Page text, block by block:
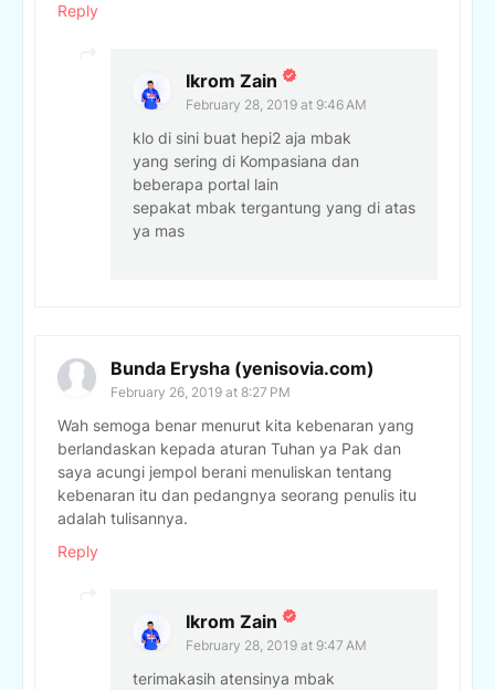
Reply
Ikrom Zain
February 28, 2019 at 9:46 AM
klo di sini buat hepi2 aja mbak
yang sering di Kompasiana dan
beberapa portal lain
sepakat mbak tergantung yang di atas
ya mas
Bunda Erysha (yenisovia.com)
February 26, 2019 at 8:27 PM
Wah semoga benar menurut kita kebenaran yang
berlandaskan kepada aturan Tuhan ya Pak dan
saya acungi jempol berani menuliskan tentang
kebenaran itu dan pedangnya seorang penulis itu
adalah tulisannya.
Reply
Ikrom Zain
February 28, 2019 at 9:47 AM
terimakasih atensinya mbak